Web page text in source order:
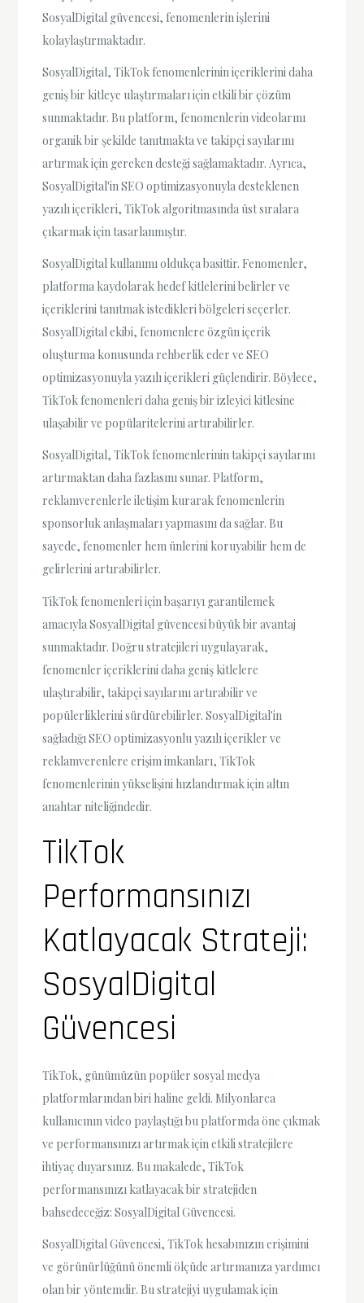
SosyalDigital güvencesi, fenomenlerin işlerini
kolaylaştırmaktadır.
SosyalDigital, TikTok fenomenlerinin içeriklerini daha
geniş bir kitleye ulaştırmaları için etkili bir çözüm
sunmaktadır. Bu platform, fenomenlerin videolarını
organik bir şekilde tanıtmakta ve takipçi sayılarını
artırmak için gereken desteği sağlamaktadır. Ayrıca,
SosyalDigital'in SEO optimizasyonuyla desteklenen
yazılı içerikleri, TikTok algoritmasında üst sıralara
çıkarmak için tasarlanmıştır.
SosyalDigital kullanımı oldukça basittir. Fenomenler,
platforma kaydolarak hedef kitlelerini belirler ve
içeriklerini tanıtmak istedikleri bölgeleri seçerler.
SosyalDigital ekibi, fenomenlere özgün içerik
oluşturma konusunda rehberlik eder ve SEO
optimizasyonuyla yazılı içerikleri güçlendirir. Böylece,
TikTok fenomenleri daha geniş bir izleyici kitlesine
ulaşabilir ve popülaritelerini artırabilirler.
SosyalDigital, TikTok fenomenlerinin takipçi sayılarını
artırmaktan daha fazlasını sunar. Platform,
reklamverenlerle iletişim kurarak fenomenlerin
sponsorluk anlaşmaları yapmasını da sağlar. Bu
sayede, fenomenler hem ünlerini koruyabilir hem de
gelirlerini artırabilirler.
TikTok fenomenleri için başarıyı garantilemek
amacıyla SosyalDigital güvencesi büyük bir avantaj
sunmaktadır. Doğru stratejileri uygulayarak,
fenomenler içeriklerini daha geniş kitlelere
ulaştırabilir, takipçi sayılarını artırabilir ve
popülerliklerini sürdürebilirler. SosyalDigital'in
sağladığı SEO optimizasyonlu yazılı içerikler ve
reklamverenlere erişim imkanları, TikTok
fenomenlerinin yükselişini hızlandırmak için altın
anahtar niteliğindedir.
TikTok
Performansınızı
Katlayacak Strateji:
SosyalDigital
Güvencesi
TikTok, günümüzün popüler sosyal medya
platformlarından biri haline geldi. Milyonlarca
kullanıcının video paylaştığı bu platformda öne çıkmak
ve performansınızı artırmak için etkili stratejilere
ihtiyaç duyarsınız. Bu makalede, TikTok
performansınızı katlayacak bir stratejiden
bahsedeceğiz: SosyalDigital Güvencesi.
SosyalDigital Güvencesi, TikTok hesabınızın erişimini
ve görünürlüğünü önemli ölçüde artırmanıza yardımcı
olan bir yöntemdir. Bu stratejiyi uygulamak için